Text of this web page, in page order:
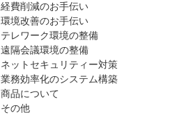
経費削減のお手伝い
環境改善のお手伝い
テレワーク環境の整備
遠隔会議環境の整備
ネットセキュリティー対策
業務効率化のシステム構築
商品について
その他